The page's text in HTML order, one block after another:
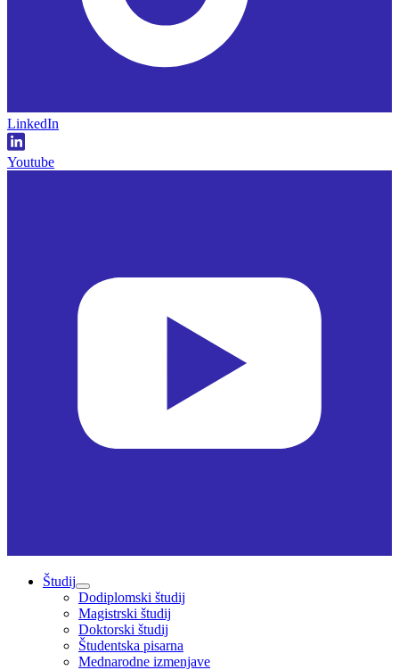
LinkedIn
Youtube
Študij
Dodiplomski študij
Magistrski študij
Doktorski študij
Študentska pisarna
Mednarodne izmenjave